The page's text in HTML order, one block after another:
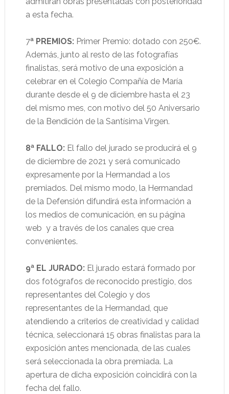
a esta fecha.
7ª PREMIOS: Primer Premio: dotado con 250€.
Además, junto al resto de las fotografías
finalistas, será motivo de una exposición a
celebrar en el Colegio Compañía de María
durante desde el 9 de diciembre hasta el 23
del mismo mes, con motivo del 50 Aniversario
de la Bendición de la Santísima Virgen.
8ª FALLO: El fallo del jurado se producirá el 9
de diciembre de 2021 y será comunicado
expresamente por la Hermandad a los
premiados. Del mismo modo, la Hermandad
de la Defensión difundirá esta información a
los medios de comunicación, en su página
web y a través de los canales que crea
convenientes.
9ª EL JURADO: El jurado estará formado por
dos fotógrafos de reconocido prestigio, dos
representantes del Colegio y dos
representantes de la Hermandad, que
atendiendo a criterios de creatividad y calidad
técnica, seleccionará 15 obras finalistas para la
exposición antes mencionada, de las cuales
será seleccionada la obra premiada. La
apertura de dicha exposición coincidirá con la
fecha del fallo.